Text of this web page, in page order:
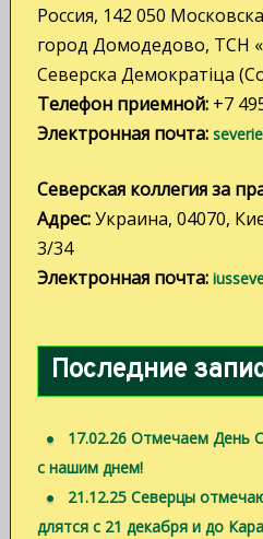
я
м
Россия, 142 050
город Домодедово, ТСН
Северска Демократiца
Телефон приемной:+7
Электронная почта:
Северская коллегия за
Адрес:Украина, 04070,
3/34
Электронная почта:
Последние
17.02.26 Отмечаем День
с нашим днем!
21.12.25 Северцы
длятся с 21 декабря и до